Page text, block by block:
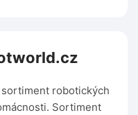
robotických
Sortiment